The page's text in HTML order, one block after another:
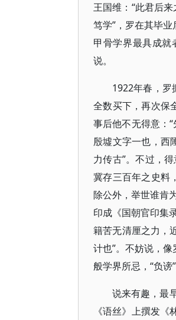
王国维：“此君后
笃学”，罗在其毕
甲骨学界最具成就
说。
1922年春，罗
全数买下，再次保
事后他不无得意：
殷墟文字一也，西
力传古”。不过，
冀存三百年之史料
除公外，举世谁肯
印成《国朝官印集
籍苦无清厘之力，
计也”。不妨说，
般学界所忌，“负谤
说来有趣，最
《语丝》上撰发